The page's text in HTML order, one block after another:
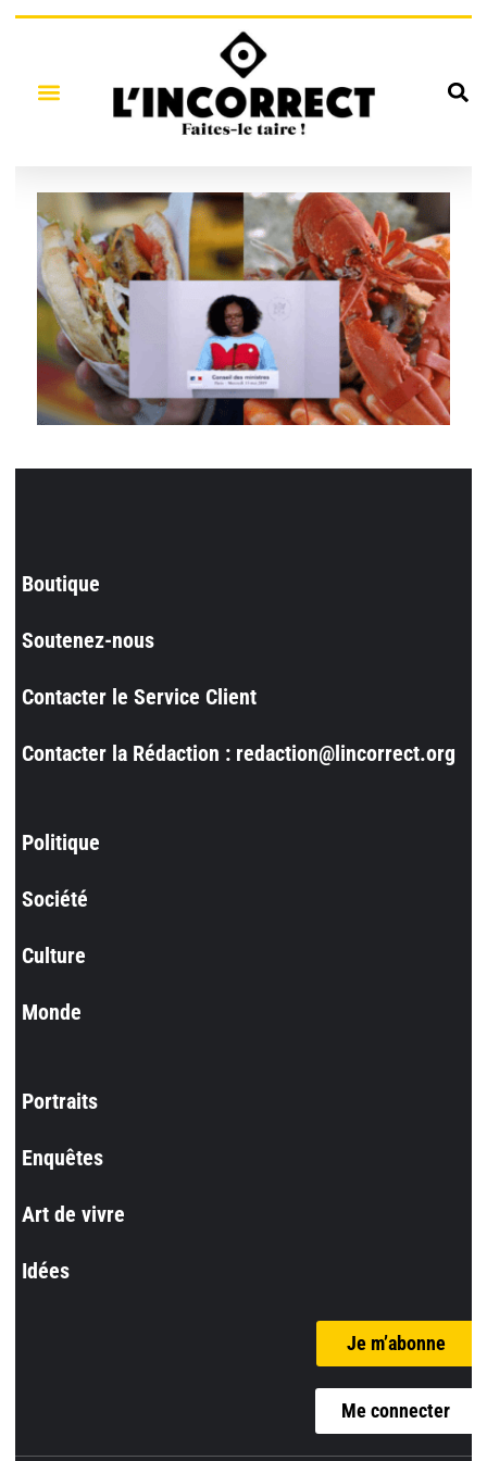
Boutique
Soutenez-nous
Contacter le Service Client
Contacter la Rédaction : redaction@lincorrect.org
Politique
Société
Culture
Monde
Portraits
Enquêtes
Art de vivre
Idées
Je m’abonne
Me connecter